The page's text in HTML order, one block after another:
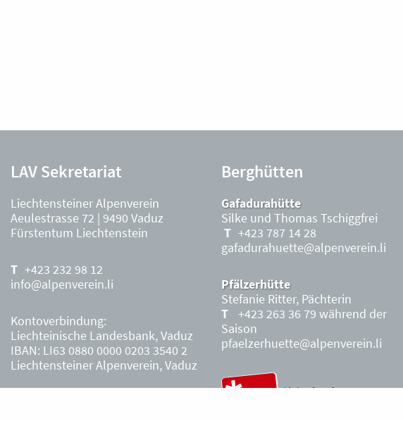
LAV Sekretariat
Liechtensteiner Alpenverein
Aeulestrasse 72 | 9490 Vaduz
Fürstentum Liechtenstein
+423 232 98 12
info@alpenverein.li
Kontoverbindung:
Liechteinische Landesbank, Vaduz
IBAN: LI63 0880 0000 0203 3540 2
Liechtensteiner Alpenverein, Vaduz
Berghütten
Gafadurahütte
Silke und Thomas Tschiggfrei
+423 787 14 28
gafadurahuette@alpenverein.li
Pfälzerhütte
Stefanie Ritter, Pächterin
+423 263 36 79 während der
Saison
pfaelzerhuette@alpenverein.li